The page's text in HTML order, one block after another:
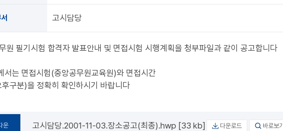
고시담당
원 필기시험 합격자 발표안내 및 면접시험 시행계획을 청부파일과 같이 공고합니다
서는 면접시험(중앙공무원교육원)와 면접시간
구분)을 정확히 확인하시기 바랍니다
운 고시담당.2001-11-03.장소공고(최종).hwp [33 kb] 다운로드 바로보기